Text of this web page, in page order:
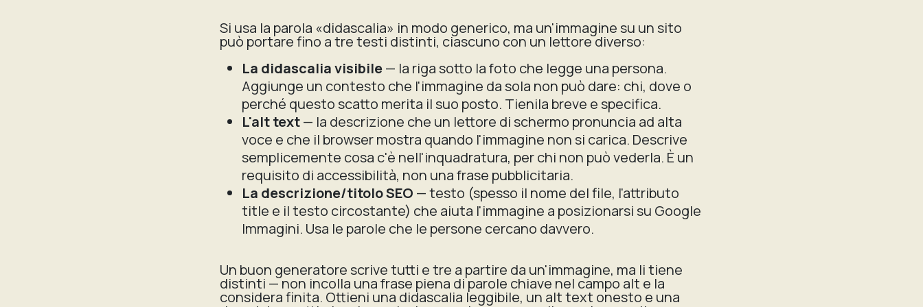
Si usa la parola «didascalia» in modo generico, ma un'immagine su un sito
può portare fino a tre testi distinti, ciascuno con un lettore diverso:
La didascalia visibile— la riga sotto la foto che legge una persona.
Aggiunge un contesto che l'immagine da sola non può dare: chi, dove o
perché questo scatto merita il suo posto. Tienila breve e specifica.
L'alt text— la descrizione che un lettore di schermo pronuncia ad alta
voce e che il browser mostra quando l'immagine non si carica. Descrive
semplicemente cosa c'è nell'inquadratura, per chi non può vederla. È un
requisito di accessibilità, non una frase pubblicitaria.
La descrizione/titolo SEO — testo (spesso il nome del file, l'attributo
title e il testo circostante) che aiuta l'immagine a posizionarsi su Google
Immagini. Usa le parole che le persone cercano davvero.
Un buon generatore scrive tutti e tre a partire da un'immagine, ma li tiene
distinti — non incolla una frase piena di parole chiave nel campo alt e la
considera finita. Ottieni una didascalia leggibile, un alt text onesto e una